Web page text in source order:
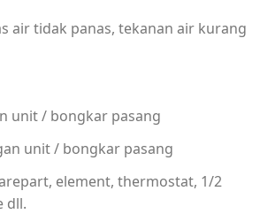
air tidak panas, tekanan air kurang
unit / bongkar pasang
unit / bongkar pasang
element, thermostat, 1/2
dll.